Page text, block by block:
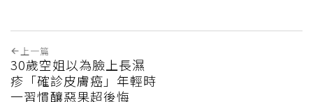
上一篇
30歲空姐以為臉上長濕
疹「確診皮膚癌」年輕時
一習慣釀惡果超後悔